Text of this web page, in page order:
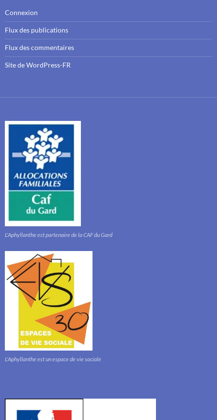
Connexion
Flux des publications
Flux des commentaires
Site de WordPress-FR
L'Aphyllanthe est partenaire de la CAF du Gard
L'Aphyllanthe est un espace de vie sociale